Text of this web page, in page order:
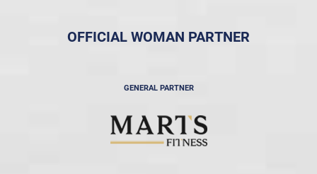
OFFICIAL WOMAN PARTNER
GENERAL PARTNER